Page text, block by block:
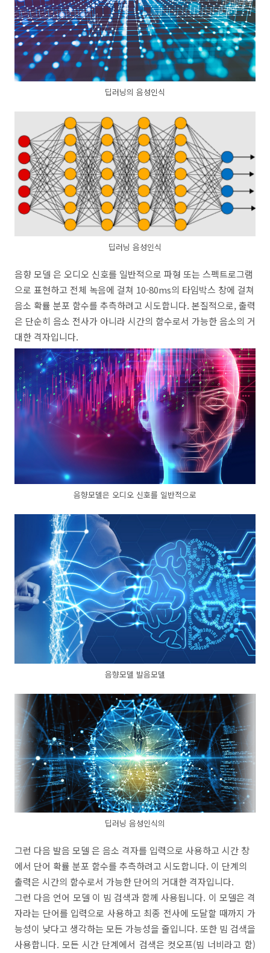
딥러닝의 음성인식
딥러닝 음성인식
음향 모델 은 오디오 신호를 일반적으로 파형 또는 스펙트로그램
으로 표현하고 전체 녹음에 걸쳐 10-80ms의 타임박스 창에 걸쳐
음소 확률 분포 함수를 추측하려고 시도합니다. 본질적으로, 출력
은 단순히 음소 전사가 아니라 시간의 함수로서 가능한 음소의 거
대한 격자입니다.
음향모델은 오디오 신호를 일반적으로
음향모델 발음모델
딥러닝 음성인식의
그런 다음 발음 모델 은 음소 격자를 입력으로 사용하고 시간 창
에서 단어 확률 분포 함수를 추측하려고 시도합니다. 이 단계의
출력은 시간의 함수로서 가능한 단어의 거대한 격자입니다.
그런 다음 언어 모델 이 빔 검색과 함께 사용됩니다. 이 모델은 격
자라는 단어를 입력으로 사용하고 최종 전사에 도달할 때까지 가
능성이 낮다고 생각하는 모든 가능성을 줄입니다. 또한 빔 검색을
사용합니다. 모든 시간 단계에서 검색은 컷오프(빔 너비라고 함)